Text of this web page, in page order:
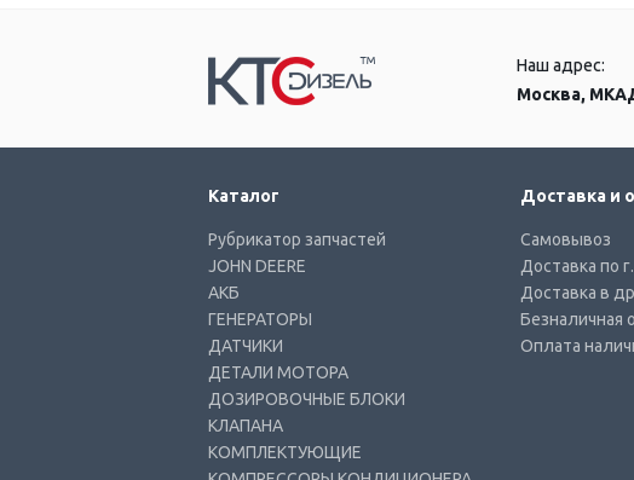
Наш адрес:
Москва,
Каталог
Рубрикатор запчастей
JOHN DEERE
АКБ
ГЕНЕРАТОРЫ
ДАТЧИКИ
ДЕТАЛИ МОТОРА
ДОЗИРОВОЧНЫЕ БЛОКИ
КЛАПАНА
КОМПЛЕКТУЮЩИЕ
Доставка и
Самовывоз
Доставка по
Доставка в
Безналичная
Оплата